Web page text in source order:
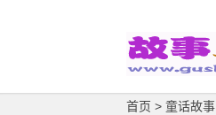
首页 > 童话故事